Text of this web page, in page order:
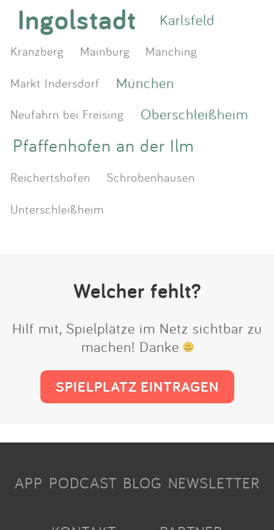
Ingolstadt Karlsfeld
Kranzberg Mainburg
Manching
Markt Indersdorf
München
Neufahrn bei Freising Oberschleißheim
Pfaffenhofen an der Ilm
Reichertshofen
Schrobenhausen
Unterschleißheim
Welcher fehlt?
Hilf mit, Spielplätze im Netz sichtbar zu
machen! Danke
SPIELPLATZ EINTRAGEN
APP PODCAST BLOG NEWSLETTER